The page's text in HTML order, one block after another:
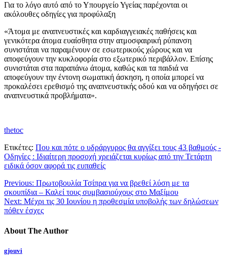
Για το λόγο αυτό από το Υπουργείο Υγείας παρέχονται οι
ακόλουθες οδηγίες για προφύλαξη
«Άτομα με αναπνευστικές και καρδιαγγειακές παθήσεις και
γενικότερα άτομα ευαίσθητα στην ατμοσφαιρική ρύπανση
συνιστάται να παραμένουν σε εσωτερικούς χώρους και να
αποφεύγουν την κυκλοφορία στο εξωτερικό περιβάλλον. Επίσης
συνιστάται στα παραπάνω άτομα, καθώς και τα παιδιά να
αποφεύγουν την έντονη σωματική άσκηση, η οποία μπορεί να
προκαλέσει ερεθισμό της αναπνευστικής οδού και να οδηγήσει σε
αναπνευστικά προβλήματα».
thetoc
Ετικέτες: Που και πότε ο υδράργυρος θα αγγίξει τους 43 βαθμούς -
Οδηγίες : Iδιαίτερη προσοχή χρειάζεται κυρίως από την Τετάρτη
ειδικά όσον αφορά τις ευπαθείς
Previous: Πρωτοβουλία Τσίπρα για να βρεθεί λύση με τα
σκουπίδια – Καλεί τους συμβασιούχους στο Μαξίμου
Next: Μέχρι τις 30 Ιουνίου η προθεσμία υποβολής των δηλώσεων
πόθεν έσχες
About The Author
gjouvi